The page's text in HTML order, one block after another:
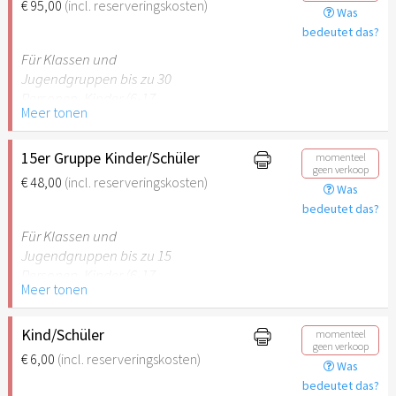
empfehlenswert.
€ 95,00 (incl. reserveringskosten)
Was
bedeutet das?
Für Klassen und
Jugendgruppen bis zu 30
Jahre) oder Schüler mit
Schülerausweis inklusive
erwachsene Begleitperson.
Hinweis: Für Kinder unter 6
Stuttgart nicht
empfehlenswert.
Meer tonen
15er Gruppe Kinder/Schüler
€ 48,00 (incl. reserveringskosten)
momenteel
geen verkoop
Was
bedeutet das?
Für Klassen und
Jugendgruppen bis zu 15
Jahre) oder Schüler mit
Schülerausweis inklusive
erwachsene Begleitperson.
Hinweis: Für Kinder unter 6
Meer tonen
Kind/Schüler
€ 6,00 (incl. reserveringskosten)
momenteel
geen verkoop
Was
bedeutet das?